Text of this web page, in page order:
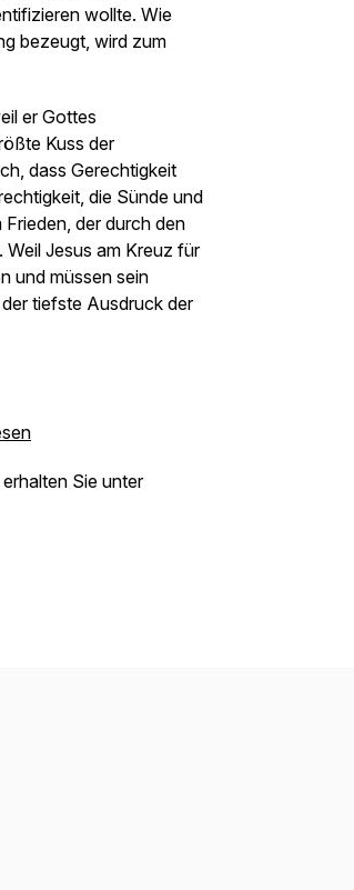
wollte. Wie
bezeugt, wird zum
er Gottes
Kuss der
dass Gerechtigkeit
die Sünde und
der durch den
Jesus am Kreuz für
und müssen sein
tiefste Ausdruck der
Sie unter